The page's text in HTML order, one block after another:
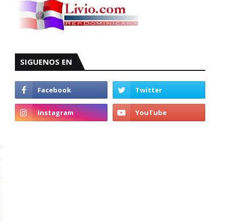
SIGUENOS EN